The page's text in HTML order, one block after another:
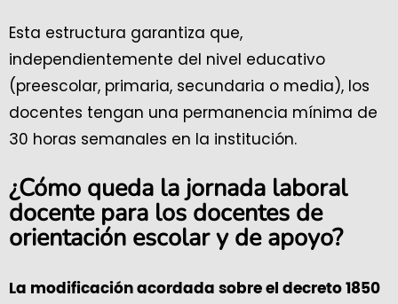
Esta estructura garantiza que,
independientemente del nivel educativo
(preescolar, primaria, secundaria o media), los
docentes tengan una permanencia mínima de
30 horas semanales en la institución.
¿Cómo queda la jornada laboral
docente para los docentes de
orientación escolar y de apoyo?
La modificación acordada sobre el decreto 1850